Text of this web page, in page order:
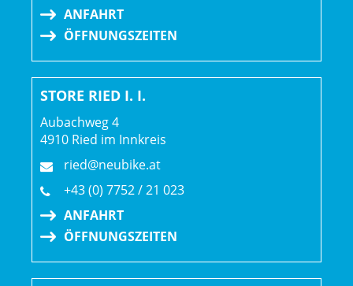
ANFAHRT
ÖFFNUNGSZEITEN
STORE RIED I. I.
Aubachweg 4
4910 Ried im Innkreis
ried@neubike.at
+43 (0) 7752 / 21 023
ANFAHRT
ÖFFNUNGSZEITEN